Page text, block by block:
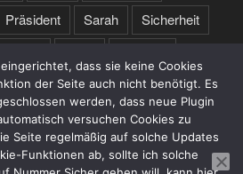
Präsident Sarah
Sicherheit
Trump Türkei
USA
dass sie keine Cookies
der Seite auch nicht benötigt. Es
werden, dass neue Plugin
versuchen Cookies zu
Seite regelmäßig auf solche Updates
Funktionen ab, sollte ich solche